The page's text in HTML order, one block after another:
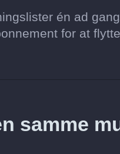
én ad
for at
samme